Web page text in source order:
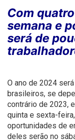
Com
semana e
será de
O ano de 2024
brasileiros, se
contrário de 2023,
quinta e sexta-
oportunidades de
deles serão no